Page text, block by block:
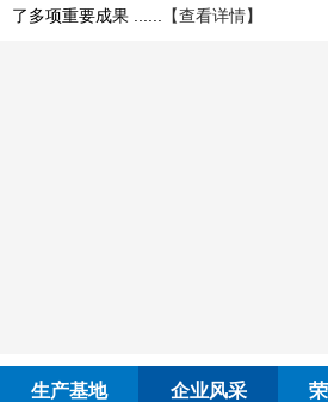
了多项重要成果 ......
【查看详情】
生产基地 企业风采